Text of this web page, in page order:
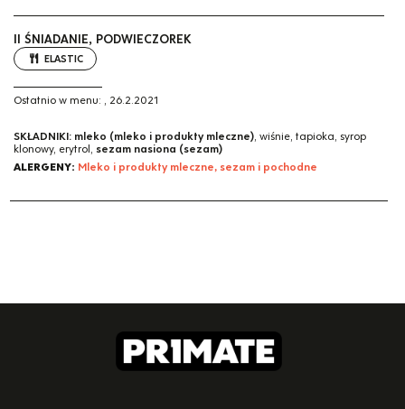
II ŚNIADANIE, PODWIECZOREK
ELASTIC
Ostatnio w menu: , 26.2.2021
SKŁADNIKI: mleko (mleko i produkty mleczne), wiśnie, tapioka, syrop
klonowy, erytrol, sezam nasiona (sezam)
ALERGENY: Mleko i produkty mleczne, sezam i pochodne